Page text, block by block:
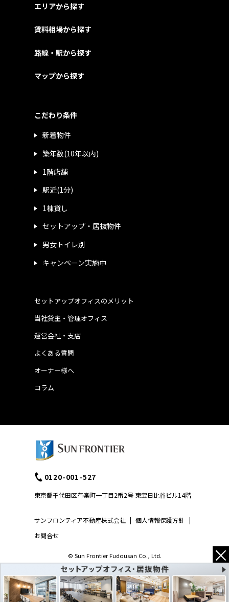
エリアから探す
賃料相場から探す
路線・駅から探す
マップから探す
こだわり条件
新着物件
築年数(10年以内)
1階店舗
駅近(1分)
1棟貸し
セットアップ・居抜物件
男女トイレ別
キャンペーン実施中
運営会社・支店
よくある質問
当社貸主・管理オフィス
オーナー様へ
コラム
セットアップオフィスのメリット
サンフロンティア不動産株式会社 | 個人情報保護方針 |
お問合せ
0120-001-527
東京都千代田区有楽町一丁目2番2号 東宝日比谷ビル14階
© Sun Frontier Fudousan Co., Ltd. ×